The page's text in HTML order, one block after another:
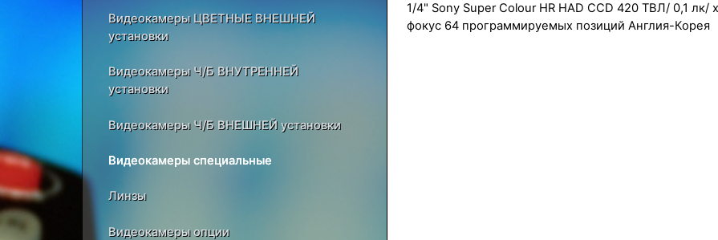
Видеокамеры ЦВЕТНЫЕ ВНЕШНЕЙ
установки
Видеокамеры Ч/Б ВНУТРЕННЕЙ
установки
Видеокамеры Ч/Б ВНЕШНЕЙ установки
Видеокамеры специальные
Линзы
Видеокамеры опции
1/4" Sony Super Colour HR HAD CCD 420 ТВЛ/ 0,1 лк/
фокус 64 программируемых позиций Англия-Корея